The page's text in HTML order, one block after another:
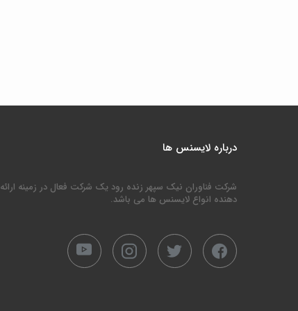
درباره لایسنس ها
شرکت فناوران نیک سپهر زنده رود یک شرکت فعال در زمینه ارائه
دهنده انواع لایسنس ها می باشد.